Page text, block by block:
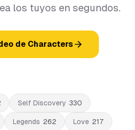
los tuyos en segundos.
de Characters
Self Discovery 330
Legends 262 Love 217